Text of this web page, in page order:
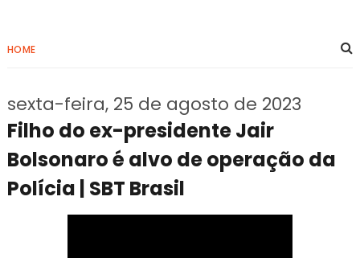
HOME
sexta-feira, 25 de agosto de 2023
Filho do ex-presidente Jair
Bolsonaro é alvo de operação da
Polícia | SBT Brasil